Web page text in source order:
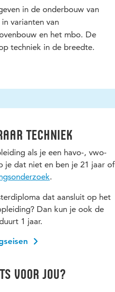
in de onderbouw van
varianten van
en het mbo. De
techniek in de breedte.
Techniek
als je een havo-, vwo-
je dat niet en ben je 21 jaar of
.
dat aansluit op het
Dan kun je ook de
1 jaar.
voor jou?